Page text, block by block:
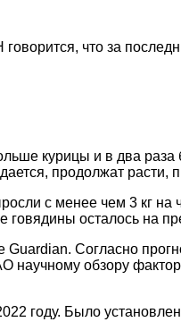
что за
курицы и в два
продолжат расти,
с менее чем 3 кг на
говядины осталось на
Согласно
научному обзору
году. Было